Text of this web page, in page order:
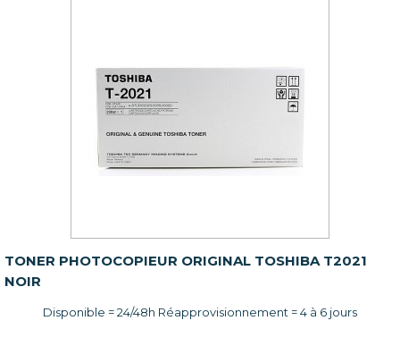
TONER PHOTOCOPIEUR ORIGINAL TOSHIBA T2021
NOIR
Disponible = 24/48h Réapprovisionnement = 4 à 6 jours